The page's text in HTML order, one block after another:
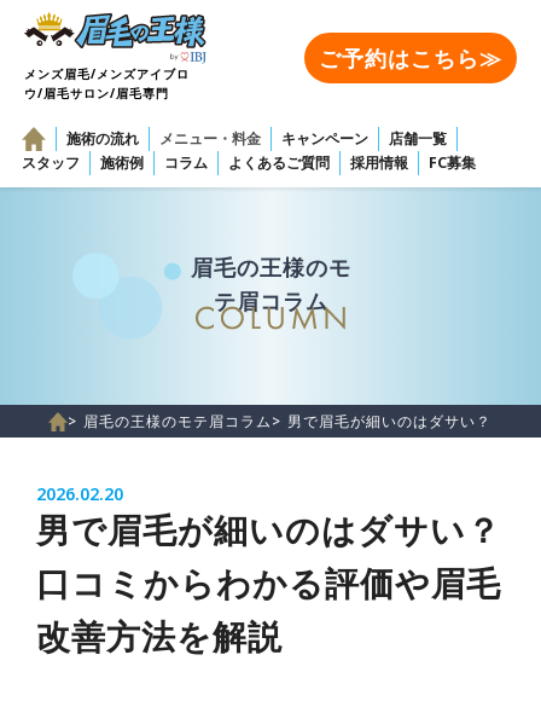
メンズ眉毛/メンズアイブロ
ウ/眉毛サロン/眉毛専門
ご予約はこちら≫
施術の流れ メニュー・料金 キャンペーン
店舗一覧
スタッフ
施術例 コラム よくあるご質問 採用情報 FC募集
眉毛の王様のモ
テ眉コラム
> 眉毛の王様のモテ眉コラム> 男で眉毛が細いのはダサい？口コ
2026.02.20
男で眉毛が細いのはダサい？
口コミからわかる評価や眉毛
改善方法を解説